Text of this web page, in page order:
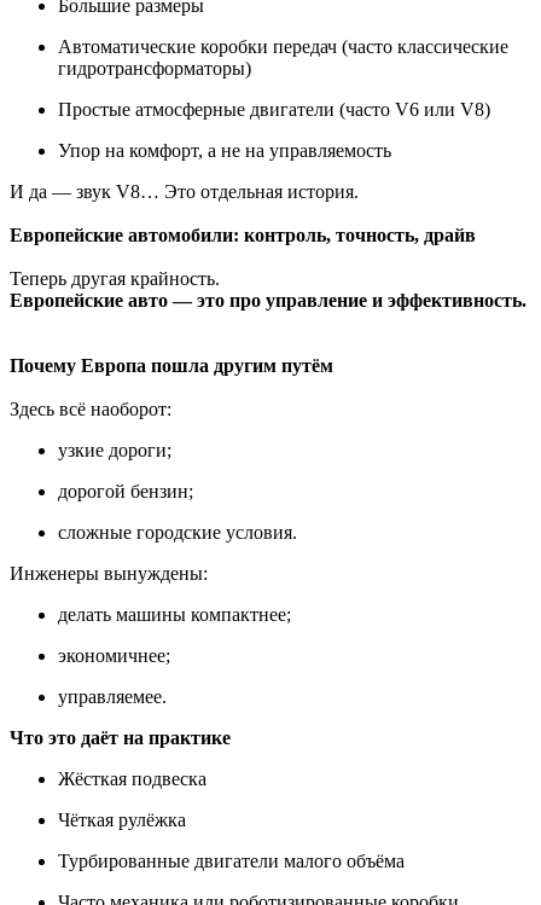
Большие размеры
Автоматические коробки передач (часто классические
гидротрансформаторы)
Простые атмосферные двигатели (часто V6 или V8)
Упор на комфорт, а не на управляемость
И да — звук V8… Это отдельная история.
Европейские автомобили: контроль, точность, драйв
Теперь другая крайность.
Европейские авто — это про управление и эффективность.
Почему Европа пошла другим путём
Здесь всё наоборот:
узкие дороги;
дорогой бензин;
сложные городские условия.
Инженеры вынуждены:
делать машины компактнее;
экономичнее;
управляемее.
Что это даёт на практике
Жёсткая подвеска
Чёткая рулёжка
Турбированные двигатели малого объёма